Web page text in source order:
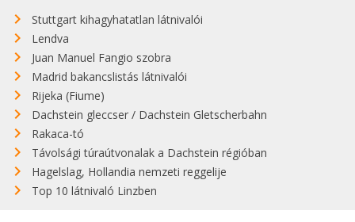
Stuttgart kihagyhatatlan látnivalói
Lendva
Juan Manuel Fangio szobra
Madrid bakancslistás látnivalói
Rijeka (Fiume)
Dachstein gleccser / Dachstein Gletscherbahn
Rakaca-tó
Távolsági túraútvonalak a Dachstein régióban
Hagelslag, Hollandia nemzeti reggelije
Top 10 látnivaló Linzben